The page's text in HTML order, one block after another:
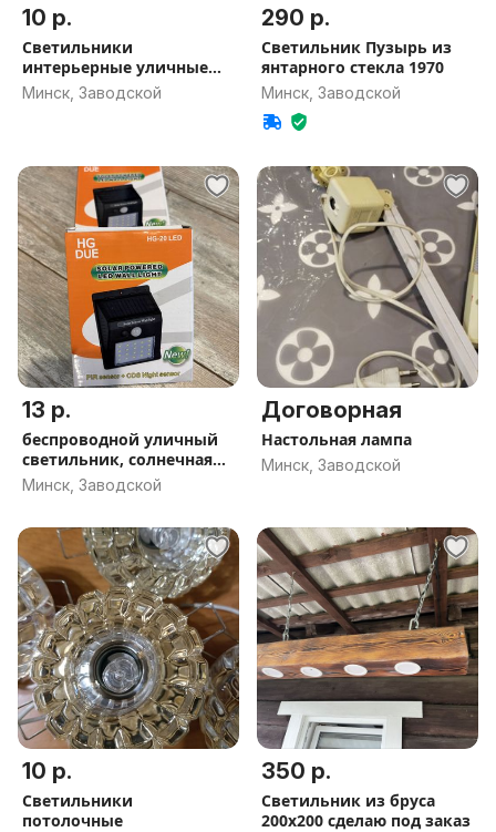
10 р.
Светильники
интерьерные уличные
разные
Минск, Заводской
290 р.
Светильник Пузырь из
янтарного стекла 1970
Минск, Заводской
13 р.
беспроводной уличный
светильник, солнечная
панель
Минск, Заводской
Договорная
Настольная лампа
Минск, Заводской
10 р.
Светильники
потолочные
350 р.
Светильник из бруса
200х200 сделаю под заказ